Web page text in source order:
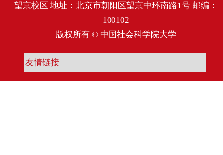
望京校区 地址：北京市朝阳区望京中环南路1号 邮编：
100102
版权所有 © 中国社会科学院大学